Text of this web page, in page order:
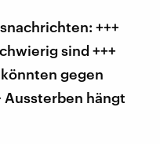
+++
sind +++
gegen
Aussterben hängt